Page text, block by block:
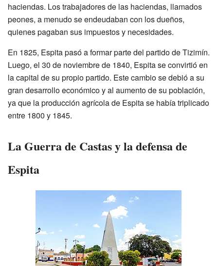
haciendas. Los trabajadores de las haciendas, llamados
peones, a menudo se endeudaban con los dueños,
quienes pagaban sus impuestos y necesidades.
En 1825, Espita pasó a formar parte del partido de Tizimín.
Luego, el 30 de noviembre de 1840, Espita se convirtió en
la capital de su propio partido. Este cambio se debió a su
gran desarrollo económico y al aumento de su población,
ya que la producción agrícola de Espita se había triplicado
entre 1800 y 1845.
La Guerra de Castas y la defensa de
Espita